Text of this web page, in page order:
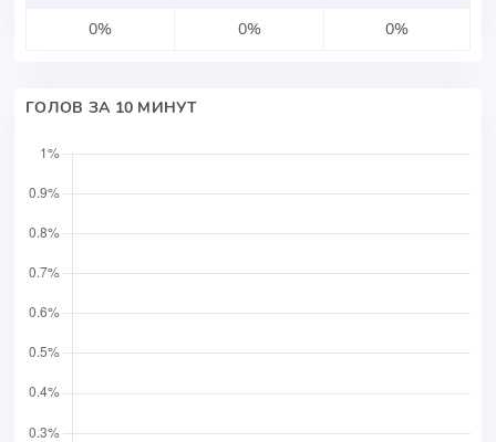
0%
0% 0%
ГОЛОВ ЗА 10 МИНУТ